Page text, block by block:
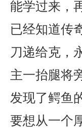
能学过来，
已经知道传
刀递给克，
主一抬腿将
发现了鳄鱼
要想从一个